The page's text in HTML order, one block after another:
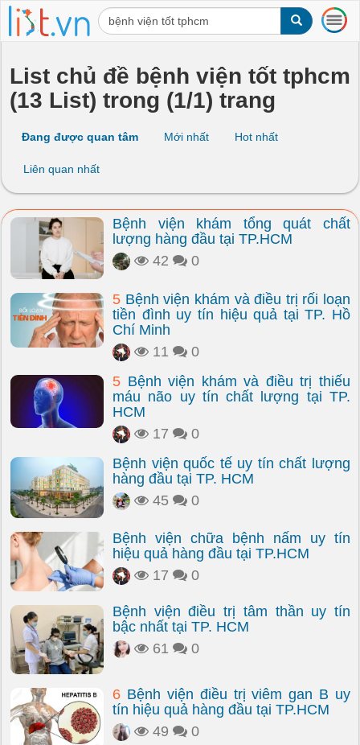
T
o
l
a
t
List chủ đề bệnh viện tốt tphcm
(13 List) trong (1/1) trang
Đang được quan tâm Mới nhất Hot nhất
Liên quan nhất
Bệnh viện khám tổng quát chất
lượng hàng đầu tại TP.HCM
42
0
5 Bệnh viện khám và điều trị rối loạn
tiền đình uy tín hiệu quả tại TP. Hồ
Chí Minh
11
0
5 Bệnh viện khám và điều trị thiếu
máu não uy tín chất lượng tại TP.
HCM
17
0
Bệnh viện quốc tế uy tín chất lượng
hàng đầu tại TP. HCM
45
0
Bệnh viện chữa bệnh nấm uy tín
hiệu quả hàng đầu tại TP.HCM
17
0
Bệnh viện điều trị tâm thần uy tín
bậc nhất tại TP. HCM
61
0
6 Bệnh viện điều trị viêm gan B uy
tín hiệu quả hàng đầu tại TP.HCM
49
0